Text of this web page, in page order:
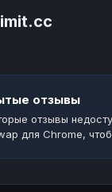
отзывы
отзывы
для Chrome,